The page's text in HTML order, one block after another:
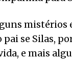
mistérios
pai se Silas,
e mais